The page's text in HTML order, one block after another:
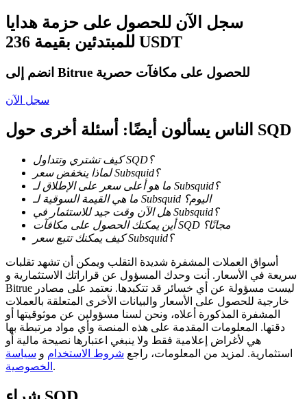
الرهان المرن لكسب العملات الرقمية الشهيرة
عمليات احتجاز BTR
استثمارات حصرية لحاملي BTR
القروض
خدمة الاقتراض المدعومة بالعملات المشفرة
سجل الآن للحصول على حزمة هدايا
للمبتدئين بقيمة 236 USDT
انضم إلى Bitrue للحصول على مكافآت حصرية
سجل الآن
الناس يسألون أيضًا: أسئلة أخرى حول SQD
كيف تشتري وتتداول SQD؟
لماذا ينخفض سعر Subsquid؟
ما هو أعلى سعر على الإطلاق لـ Subsquid؟
ما هي القيمة السوقية لـ Subsquid اليوم؟
هل الآن وقت جيد للاستثمار في Subsquid؟
أين يمكنك الحصول على مكافآت SQD مجانًا؟
كيف يمكنك تتبع سعر Subsquid؟
أسواق العملات المشفرة شديدة التقلب ويمكن أن تشهد تقلبات
سريعة في الأسعار. أنت وحدك المسؤول عن قراراتك الاستثمارية و
Bitrue ليست مسؤولة عن أي خسائر قد تتكبدها. نعتمد على مصادر
خارجية للحصول على الأسعار والبيانات الأخرى المتعلقة بالعملات
المشفرة المذكورة أعلاه، ونحن لسنا مسؤولين عن موثوقيتها أو
دقتها. المعلومات المقدمة على هذه المنصة وأي مواد مرتبطة بها
هي لأغراض إعلامية فقط ولا ينبغي اعتبارها نصيحة مالية أو
استثمارية. لمزيد من المعلومات، راجع شروط الاستخدام و سياسة
الخصوصية .